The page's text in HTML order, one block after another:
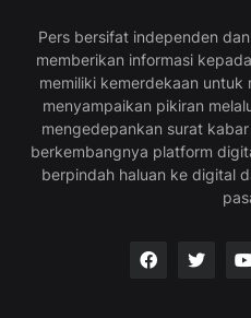
Pers bersifat independen
memberikan informasi
memiliki kemerdekaan untuk
menyampaikan pikiran
mengedepankan surat
berkembangnya platform
berpindah haluan ke digital